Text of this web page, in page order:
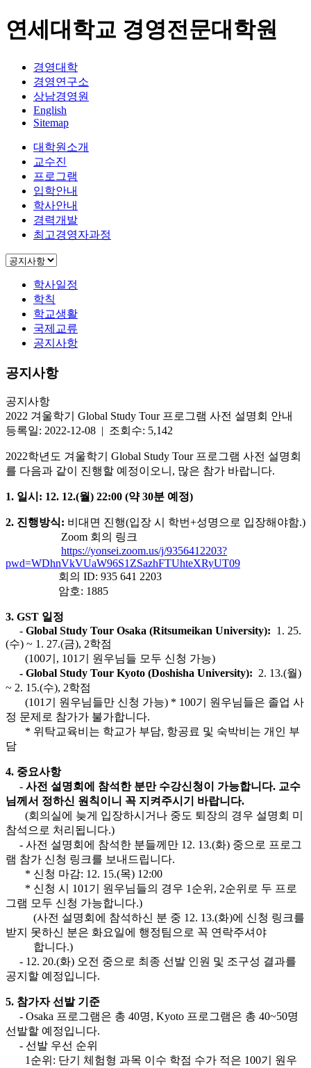
연세대학교 경영전문대학원
경영대학
경영연구소
상남경영원
English
Sitemap
대학원소개
교수진
프로그램
입학안내
학사안내
경력개발
최고경영자과정
학사일정
학칙
학교생활
국제교류
공지사항
공지사항
공지사항
2022 겨울학기 Global Study Tour 프로그램 사전 설명회 안내
등록일: 2022-12-08 | 조회수: 5,142
2022학년도 겨울학기 Global Study Tour 프로그램 사전 설명회
를 다음과 같이 진행할 예정이오니, 많은 참가 바랍니다.
1. 일시: 12. 12.(월) 22:00 (약 30분 예정)
2. 진행방식: 비대면 진행(입장 시 학번+성명으로 입장해야함.)
Zoom 회의 링크
https://yonsei.zoom.us/j/9356412203?
pwd=WDhnVkVUaW96S1ZSazhFTUhteXRyUT09
회의 ID: 935 641 2203
암호: 1885
3. GST 일정
- Global Study Tour Osaka (Ritsumeikan University): 1. 25.
(수) ~ 1. 27.(금), 2학점
(100기, 101기 원우님들 모두 신청 가능)
- Global Study Tour Kyoto (Doshisha University): 2. 13.(월)
~ 2. 15.(수), 2학점
(101기 원우님들만 신청 가능) * 100기 원우님들은 졸업 사
정 문제로 참가가 불가합니다.
* 위탁교육비는 학교가 부담, 항공료 및 숙박비는 개인 부
담
4. 중요사항
- 사전 설명회에 참석한 분만 수강신청이 가능합니다. 교수
님께서 정하신 원칙이니 꼭 지켜주시기 바랍니다.
(회의실에 늦게 입장하시거나 중도 퇴장의 경우 설명회 미
참석으로 처리됩니다.)
- 사전 설명회에 참석한 분들께만 12. 13.(화) 중으로 프로그
램 참가 신청 링크를 보내드립니다.
* 신청 마감: 12. 15.(목) 12:00
* 신청 시 101기 원우님들의 경우 1순위, 2순위로 두 프로
그램 모두 신청 가능합니다.)
(사전 설명회에 참석하신 분 중 12. 13.(화)에 신청 링크를
받지 못하신 분은 화요일에 행정팀으로 꼭 연락주셔야
합니다.)
- 12. 20.(화) 오전 중으로 최종 선발 인원 및 조구성 결과를
공지할 예정입니다.
5. 참가자 선발 기준
- Osaka 프로그램은 총 40명, Kyoto 프로그램은 총 40~50명
선발할 예정입니다.
- 선발 우선 순위
1순위: 단기 체험형 과목 이수 학점 수가 적은 100기 원우